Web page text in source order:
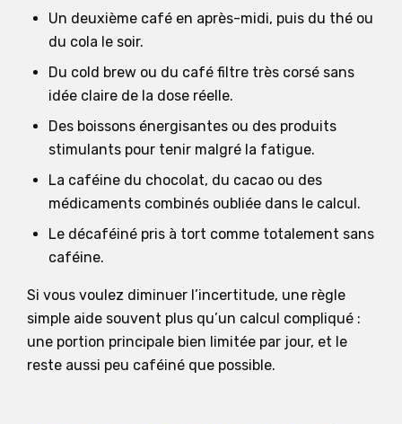
Un deuxième café en après-midi, puis du thé ou
du cola le soir.
Du cold brew ou du café filtre très corsé sans
idée claire de la dose réelle.
Des boissons énergisantes ou des produits
stimulants pour tenir malgré la fatigue.
La caféine du chocolat, du cacao ou des
médicaments combinés oubliée dans le calcul.
Le décaféiné pris à tort comme totalement sans
caféine.
Si vous voulez diminuer l’incertitude, une règle
simple aide souvent plus qu’un calcul compliqué :
une portion principale bien limitée par jour, et le
reste aussi peu caféiné que possible.